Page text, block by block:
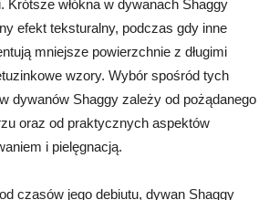
Krótsze włókna w dywanach Shaggy
efekt teksturalny, podczas gdy inne
mniejsze powierzchnie z długimi
wzory. Wybór spośród tych
dywanów Shaggy zależy od pożądanego
oraz od praktycznych aspektów
i pielęgnacją.
czasów jego debiutu, dywan Shaggy